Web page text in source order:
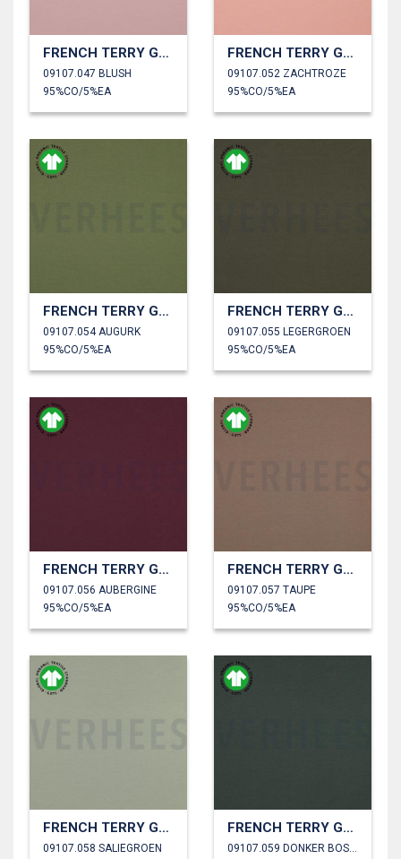
FRENCH TERRY GOTS
09107.047 BLUSH
95%CO/5%EA
FRENCH TERRY GOTS
09107.052 ZACHTROZE
95%CO/5%EA
FRENCH TERRY GOTS
09107.054 AUGURK
95%CO/5%EA
FRENCH TERRY GOTS
09107.055 LEGERGROEN
95%CO/5%EA
FRENCH TERRY GOTS
09107.056 AUBERGINE
95%CO/5%EA
FRENCH TERRY GOTS
09107.057 TAUPE
95%CO/5%EA
FRENCH TERRY GOTS
09107.058 SALIEGROEN
FRENCH TERRY GOTS
09107.059 DONKER BOSGROEN